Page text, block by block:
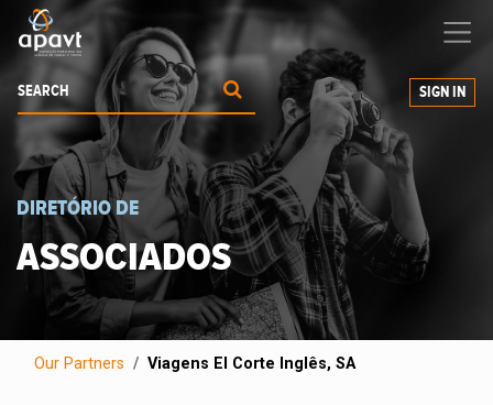
grow your business
SIGN IN
DIRETÓRIO DE
ASSOCIADOS
Our Partners Viagens El Corte Inglês, SA